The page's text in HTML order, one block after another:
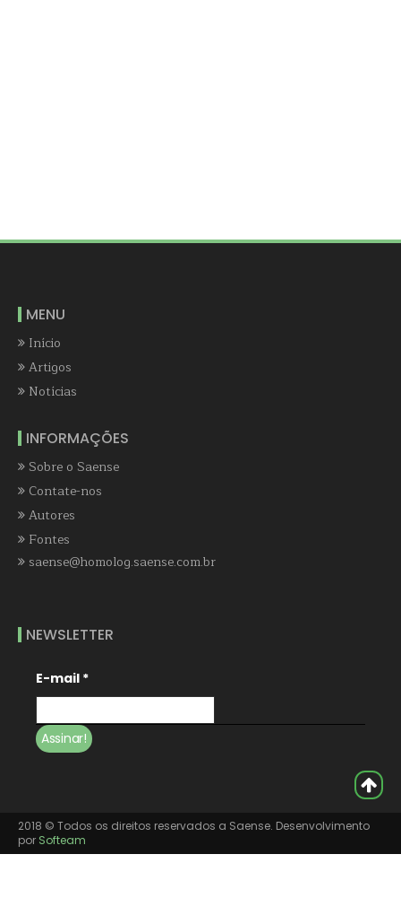
MENU
Início
Artigos
Notícias
INFORMAÇÕES
Sobre o Saense
Contate-nos
Autores
Fontes
saense@homolog.saense.com.br
NEWSLETTER
E-mail *
2018 © Todos os direitos reservados a Saense. Desenvolvimento
por Softeam